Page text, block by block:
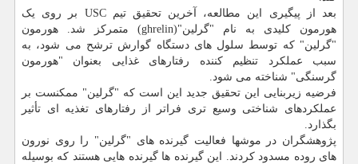
بعد از پیگیری این مطالعه، آخرین تحقیق تیم USC ​​بر روی یک
هورمون کلیدی به نام "گرلین"(ghrelin) متمرکز شد. هورمون
"گرلین" که توسط سلول های دستگاه گوارش ترشح می شود، به
سبب عملکرد تنظیم کننده رفتارهای غذایی بعنوان "هورمون
گرسنگی" شناخته می شود.
فرضیه زیربنایی این تحقیق جدید این است که "گرلین" ممکنست بر
عملکردهای شناختی وسیع تری فراتر از رفتارهای تغذیه ای تأثیر
بگذارد.
پژوهشگران در موشها فعالیت گیرنده های "گرلین" را روی نورون
های روده مسدود کردند. این گیرنده ها گیرنده هایی هستند که بوسیله